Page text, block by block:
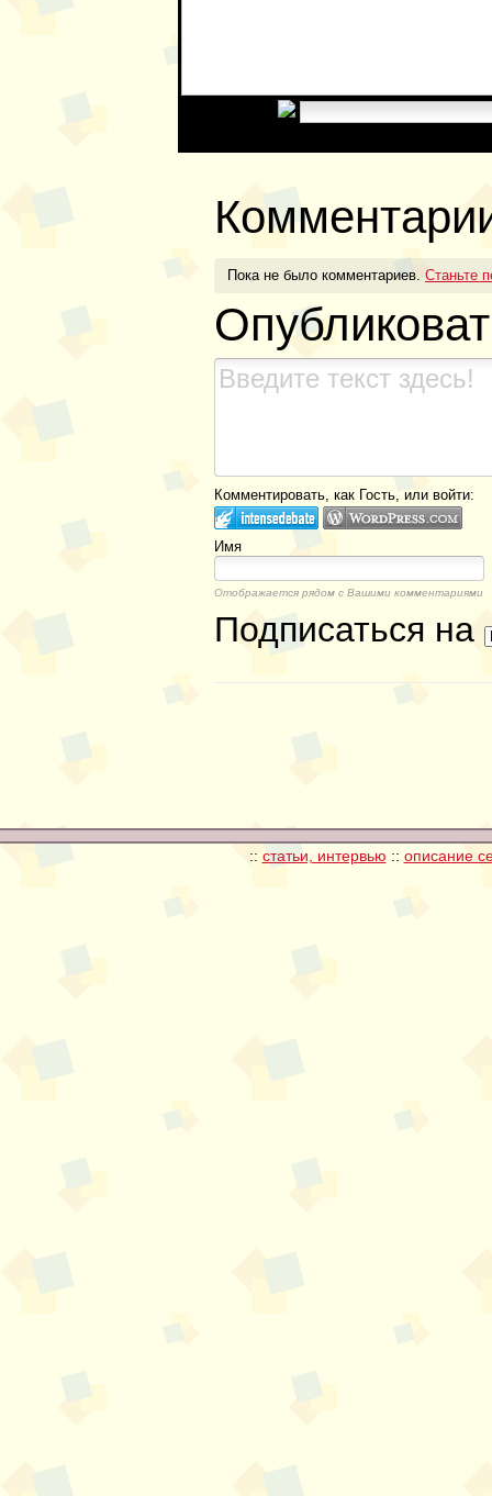
Пока не было комментариев. Станьте
Комментировать, как Гость, или войти:
Имя
Отображается рядом с Вашими комментариями
Подписаться на
:: статьи, интервью :: описание